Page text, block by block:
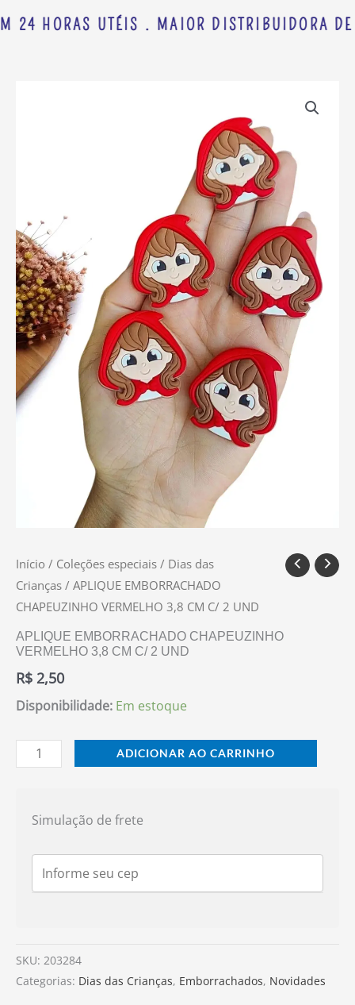
24 HORAS UTÉIS . MAIOR DISTRIBUIDORA
Início / Coleções especiais / Dias das
Crianças / APLIQUE EMBORRACHADO
CHAPEUZINHO VERMELHO 3,8 CM C/ 2 UND
APLIQUE EMBORRACHADO CHAPEUZINHO
VERMELHO 3,8 CM C/ 2 UND
R$ 2,50
Disponibilidade: Em estoque
C/
2
UND
quantidade
ADICIONAR AO CARRINHO
Simulação de frete
SKU: 203284
Categorias: Dias das Crianças, Emborrachados, Novidades